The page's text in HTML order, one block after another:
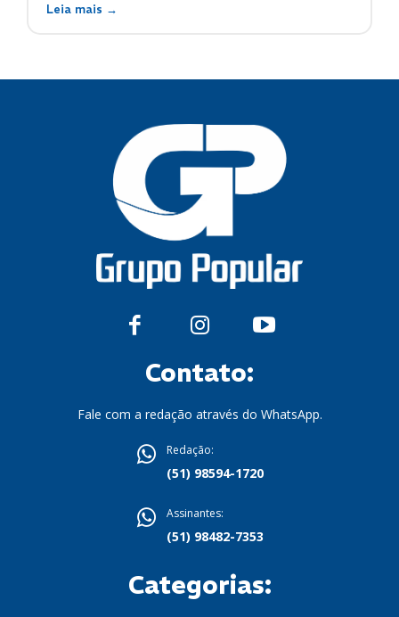
Leia mais →
Contato:
Fale com a redação através do WhatsApp.
Redação:
(51) 98594-1720
Assinantes:
(51) 98482-7353
Categorias: